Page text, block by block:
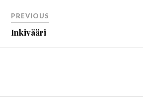
PREVIOUS
Inkivääri